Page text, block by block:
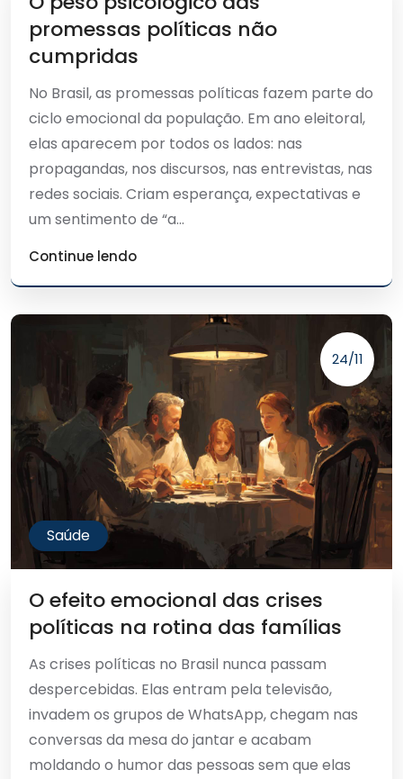
promessas políticas não
cumpridas
No Brasil, as promessas políticas fazem parte do
ciclo emocional da população. Em ano eleitoral,
elas aparecem por todos os lados: nas
propagandas, nos discursos, nas entrevistas, nas
redes sociais. Criam esperança, expectativas e
um sentimento de “a...
Continue lendo
24/11
Saúde
O efeito emocional das crises
políticas na rotina das famílias
As crises políticas no Brasil nunca passam
despercebidas. Elas entram pela televisão,
invadem os grupos de WhatsApp, chegam nas
conversas da mesa do jantar e acabam
moldando o humor das pessoas sem que elas